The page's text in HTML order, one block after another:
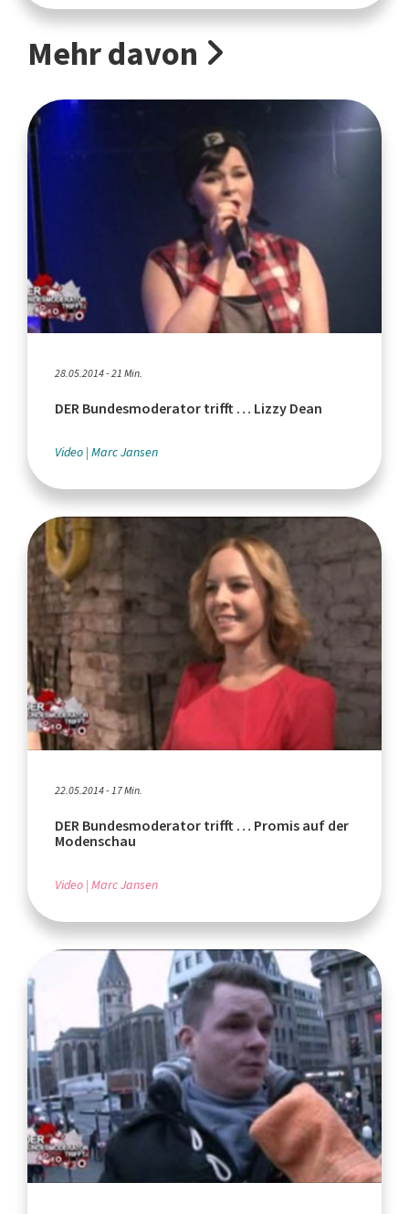
Mehr davon
28.05.2014 - 21 Min.
DER Bundesmoderator trifft … Lizzy Dean
Video Marc Jansen
22.05.2014 - 17 Min.
DER Bundesmoderator trifft … Promis auf der
Modenschau
Video Marc Jansen